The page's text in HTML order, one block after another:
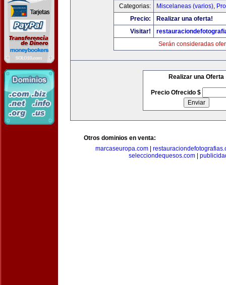
Categorias:
Miscelaneas (varios),
Precio:
Realizar una oferta!
Visitar!
Serán consideradas
Realizar una Oferta
Precio Ofrecido $
Otros dominios en venta:
marcaseuropa.com|
selecciondequesos.com|